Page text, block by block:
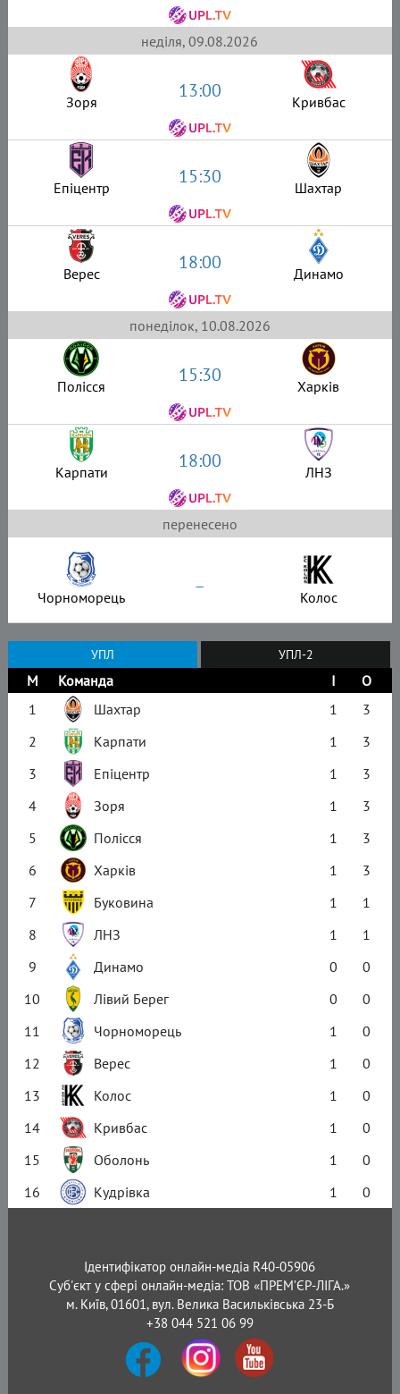
неділя, 09.08.2026
Зоря 13:00 Кривбас
Епіцентр 15:30 Шахтар
Верес 18:00 Динамо
понеділок, 10.08.2026
Полісся 15:30 Харків
Карпати 18:00 ЛНЗ
перенесено
Чорноморець – Колос
УПЛ УПЛ-2
М Команда І
О
1
Шахтар 1
3
2
Карпати 1
3
3
Епіцентр 1
3
4
Зоря 1
3
5
Полісся 1
3
6
Харків 1
3
7
Буковина 1
1
8
ЛНЗ 1
1
9
Динамо 0
0
10
Лівий Берег 0
0
11
Чорноморець 1
0
12
Верес 1
0
13
Колос 1
0
14
Кривбас 1
0
15
Оболонь 1
0
16
Кудрівка 1 0
Ідентифікатор онлайн-медіа R40-05906
Суб'єкт у сфері онлайн-медіа: ТОВ «ПРЕМ’ЄР-ЛІГА.»
м. Київ, 01601, вул. Велика Васильківська 23-Б
+38 044 521 06 99